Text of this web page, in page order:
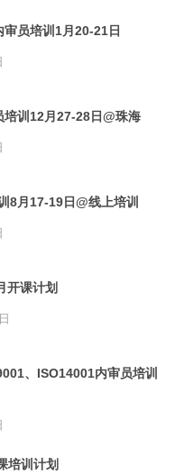
员培训1月20-21日
培训12月27-28日@珠海
8月17-19日@线上培训
开课计划
、ISO14001内审员培训
培训计划